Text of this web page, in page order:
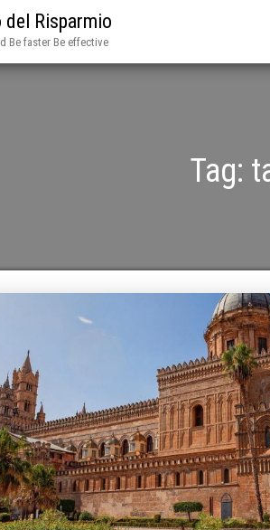
Risparmio
Be faster Be effective
Tag: